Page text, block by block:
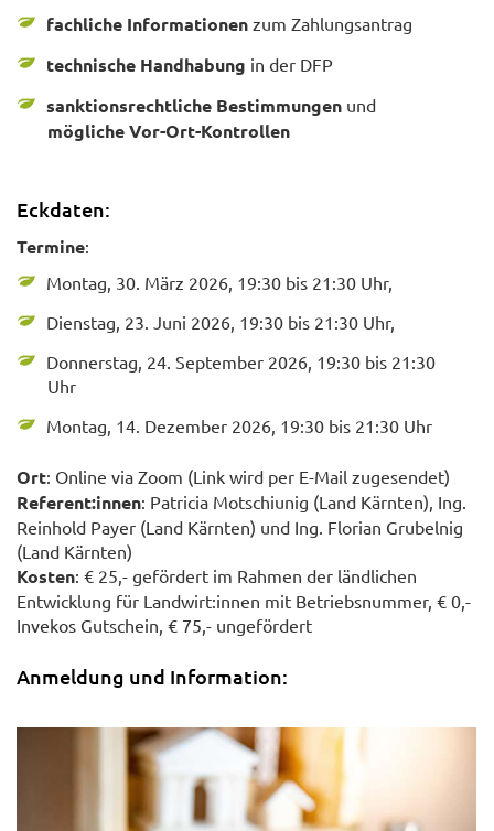
fachliche Informationen zum Zahlungsantrag
technische Handhabung in der DFP
sanktionsrechtliche Bestimmungen und
mögliche Vor-Ort-Kontrollen
Eckdaten:
Termine:
Montag, 30. März 2026, 19:30 bis 21:30 Uhr,
Dienstag, 23. Juni 2026, 19:30 bis 21:30 Uhr,
Donnerstag, 24. September 2026, 19:30 bis 21:30
Uhr
Montag, 14. Dezember 2026, 19:30 bis 21:30 Uhr
Ort: Online via Zoom (Link wird per E-Mail zugesendet)
Referent:innen: Patricia Motschiunig (Land Kärnten), Ing.
Reinhold Payer (Land Kärnten) und Ing. Florian Grubelnig
(Land Kärnten)
Kosten: € 25,- gefördert im Rahmen der ländlichen
Entwicklung für Landwirt:innen mit Betriebsnummer, € 0,-
Invekos Gutschein, € 75,- ungefördert
Anmeldung und Information: